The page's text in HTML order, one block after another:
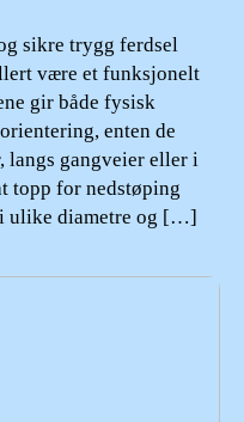
sikre trygg ferdsel
være et funksjonelt
gir både fysisk
enten de
langs gangveier eller i
topp for nedstøping
ulike diametre og […]